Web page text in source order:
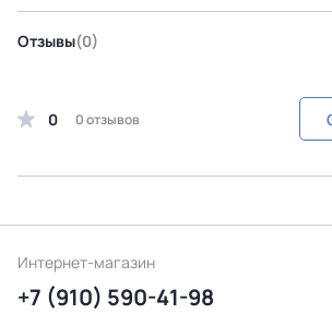
Отзывы(0)
0 0 отзывов
Интернет-магазин
+7 (910) 590-41-98